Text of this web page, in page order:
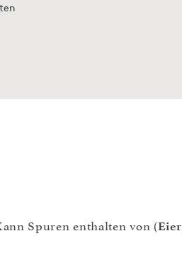
Spuren enthalten von (Eier